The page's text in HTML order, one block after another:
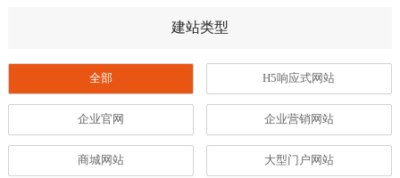
建站类型
全部 H5响应式网站
企业官网 企业营销网站
商城网站 大型门户网站